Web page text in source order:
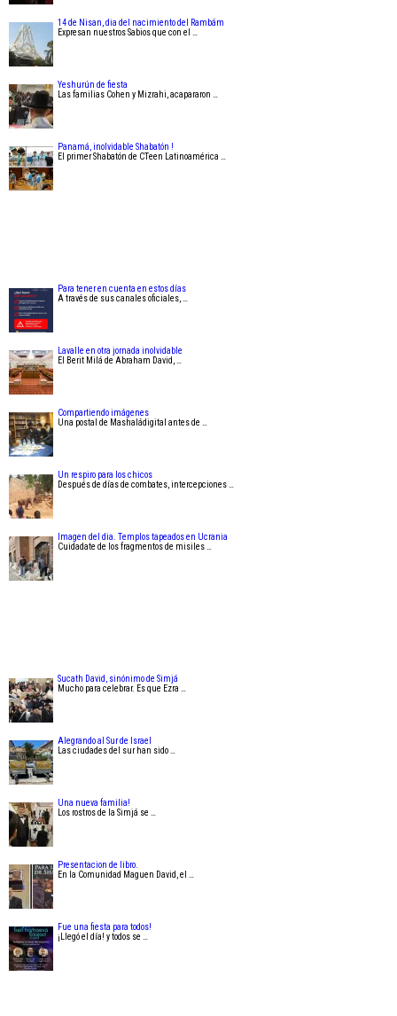
14 de Nisan, dia del nacimiento del Rambám
Expresan nuestros Sabios que con el …
Yeshurún de fiesta
Las familias Cohen y Mizrahi, acapararon …
Panamá, inolvidable Shabatón !
El primer Shabatón de CTeen Latinoamérica …
Para tener en cuenta en estos días
A través de sus canales oficiales, …
Lavalle en otra jornada inolvidable
El Berit Milá de Abraham David, …
Compartiendo imágenes
Una postal de Mashaládigital antes de …
Un respiro para los chicos
Después de días de combates, intercepciones …
Imagen del dia. Templos tapeados en Ucrania
Cuidadate de los fragmentos de misiles …
Sucath David, sinónimo de Simjá
Mucho para celebrar. Es que Ezra …
Alegrando al Sur de Israel
Las ciudades del sur han sido …
Una nueva familia!
Los rostros de la Simjá se …
Presentacion de libro.
En la Comunidad Maguen David, el …
Fue una fiesta para todos!
¡Llegó el día! y todos se …